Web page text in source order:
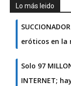
Lo más leido
eróticos en la
Solo 97
INTERNET;